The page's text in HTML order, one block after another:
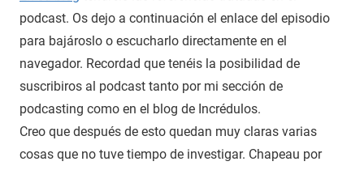
podcast. Os dejo a continuación el enlace del episodio
para bajároslo o escucharlo directamente en el
navegador. Recordad que tenéis la posibilidad de
suscribiros al podcast tanto por mi sección de
podcasting como en el blog de Incrédulos.
Creo que después de esto quedan muy claras varias
cosas que no tuve tiempo de investigar. Chapeau por